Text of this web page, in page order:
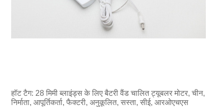
हॉट टैग: 28 मिमी ब्लाइंड्स के लिए बैटरी वैंड चालित ट्यूबलर मोटर, चीन,
निर्माता, आपूर्तिकर्ता, फैक्टरी, अनुकूलित, सस्ता, सीई, आरओएचएस